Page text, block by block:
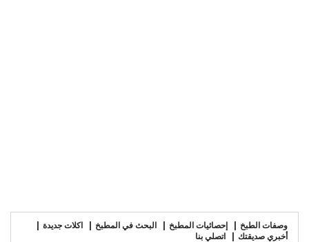
وصفات الطبخ إحصائيات المطبخ البحث في المطبخ
اكلات جديدة
أخبري صديقتك
اتصلي بنا